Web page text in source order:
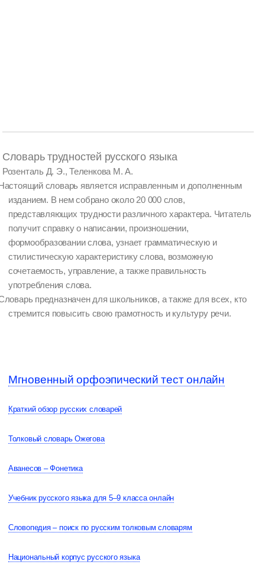
Словарь трудностей русского языка
Розенталь Д. Э., Теленкова М. А.
словарь является исправленным и дополненным
изданием. В нем собрано около 20 000 слов,
представляющих трудности различного характера. Читатель
получит справку о написании, произношении,
формообразовании слова, узнает грамматическую и
стилистическую характеристику слова, возможную
сочетаемость, управление, а также правильность
употребления слова.
предназначен для школьников, а также для всех, кто
стремится повысить свою грамотность и культуру речи.
Мгновенный орфоэпический тест онлайн
Краткий обзор русских словарей
Толковый словарь Ожегова
Аванесов – Фонетика
Учебник русского языка для 5–9 класса онлайн
Словопедия – поиск по русским толковым словарям
Национальный корпус русского языка